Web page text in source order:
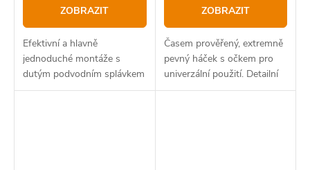
ZOBRAZIT
Efektivní a hlavně
jednoduché montáže s
dutým podvodním splávkem
Madcat Adjusta Subfloat
ZOBRAZIT
Časem prověřený, extremně
pevný háček s očkem pro
univerzální použití. Detailní
zobrazení po kliknutí na